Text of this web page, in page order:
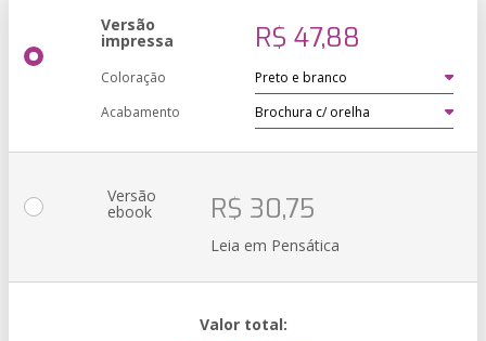
Versão
impressa R$ 47,88
Coloração
Acabamento
Versão
ebook R$ 30,75
Leia em Pensática
Valor total: